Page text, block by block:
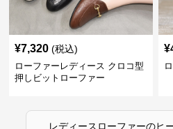
¥7,320 (税込)
ローファーレディース クロコ型
押しビットローファー
¥
レディースローファーのヒ